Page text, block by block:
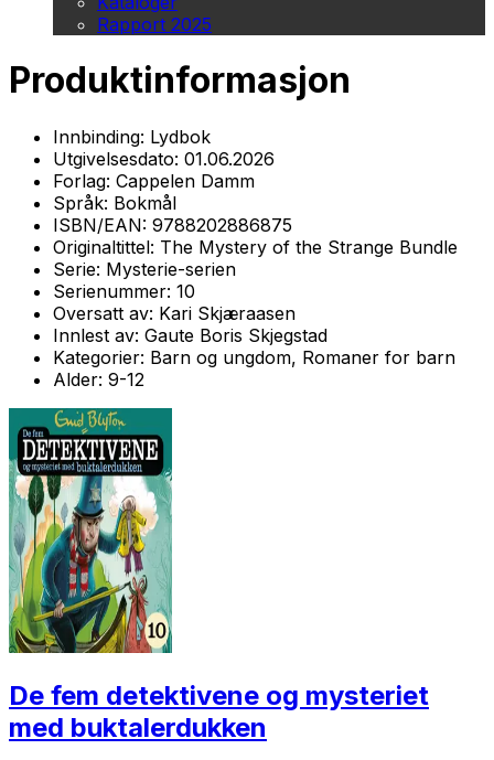
Rapport 2025
Produktinformasjon
Innbinding: Lydbok
Utgivelsesdato: 01.06.2026
Forlag: Cappelen Damm
Språk: Bokmål
ISBN/EAN: 9788202886875
Originaltittel: The Mystery of the Strange Bundle
Serie: Mysterie-serien
Serienummer: 10
Oversatt av: Kari Skjæraasen
Innlest av: Gaute Boris Skjegstad
Kategorier: Barn og ungdom, Romaner for barn
Alder: 9-12
De fem detektivene og mysteriet
med buktalerdukken